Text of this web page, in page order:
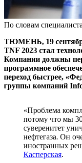
По словам
ТЮМЕНЬ, 19
TNF 2023 стал
Компании должны
программное
переход быстрее,
группы компаний
«Проблема
потому что мы
суверенитет
нефтегаза. Он
иностранных
Касперская.